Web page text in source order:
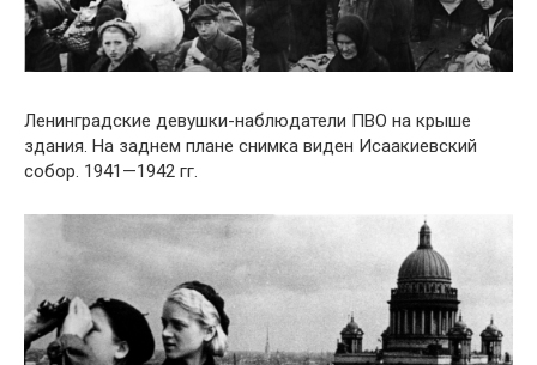
Ленинградские девушки-наблюдатели ПВО на крыше
здания. На заднем плане снимка виден Исаакиевский
собор. 1941—1942 гг.